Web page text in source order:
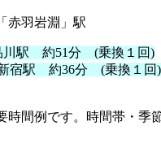
赤羽岩淵」駅
駅 約51分 (乗換１回)
駅 約36分 (乗換１回)
間例です。時間帯・季